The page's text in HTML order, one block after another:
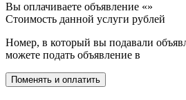
Вы оплачиваете объявление «»
Стоимость данной услуги рублей
Номер, в который вы подавали
можете подать объявление в